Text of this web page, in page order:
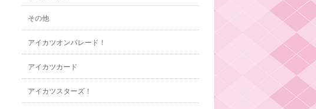
その他
アイカツオンパレード！
アイカツカード
アイカツスターズ！